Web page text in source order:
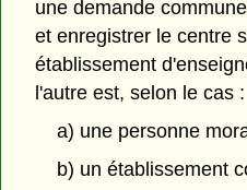
une demande
et enregistrer le centre
établissement
l'autre est, selon le cas :
a) une personne
b) un établissement